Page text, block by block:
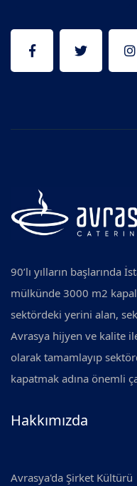
90’lı yılların başlarında
mülkünde 3000 m2
sektördeki yerini alan,
Avrasya hijyen ve kalite
olarak tamamlayıp
kapatmak adına önemli
Hakkımızda
Avrasya'da Şirket Kültürü